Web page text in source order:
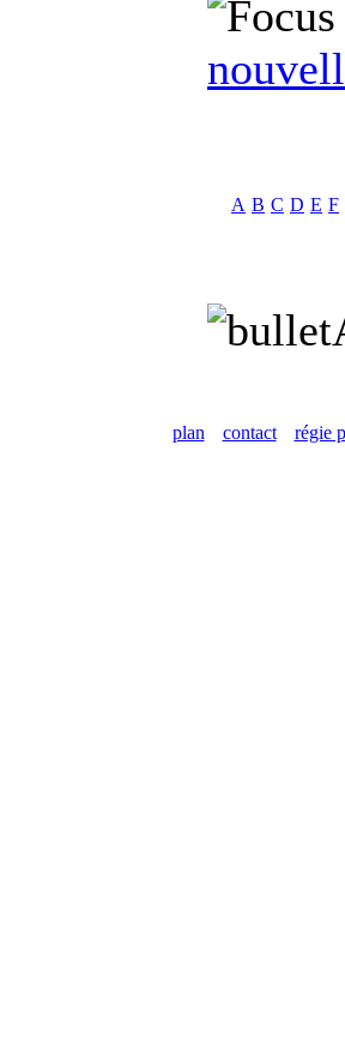
A B C D E F
plan contact régie